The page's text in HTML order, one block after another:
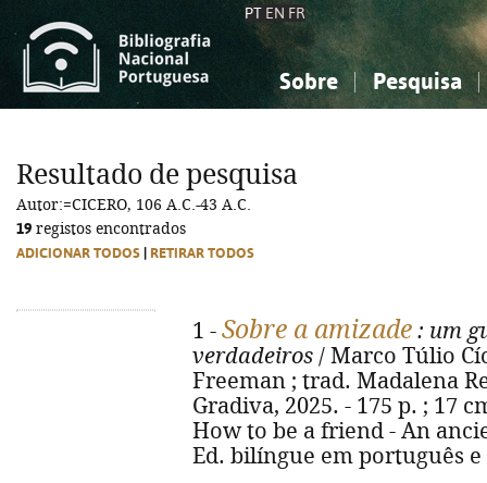
PT EN FR
Sobre Pesquisa
Ciências sociais...
Ciências sociais...
Resultado de pesquisa
Autor:=CICERO, 106 A.C.-43 A.C.
19 registos encontrados
ADICIONAR TODOS RETIRAR TODOS
1 - Sobre a amizade : um
verdadeiros / Marco Túlio
Freeman ; trad. Madalena
Gradiva, 2025. - 175 p. ; 17
How to be a friend - An
Ed. bilíngue em português e